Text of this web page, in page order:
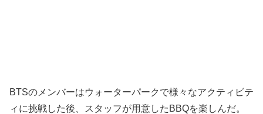
BTSのメンバーはウォーターパークで様々なアクティビテ
ィに挑戦した後、スタッフが用意したBBQを楽しんだ。